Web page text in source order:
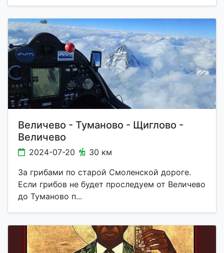
Величево - Туманово - Щиглово -
Величево
2024-07-20
30 км
За грибами по старой Смоленской дороге.
Если грибов не будет проследуем от Величево
до Туманово п...